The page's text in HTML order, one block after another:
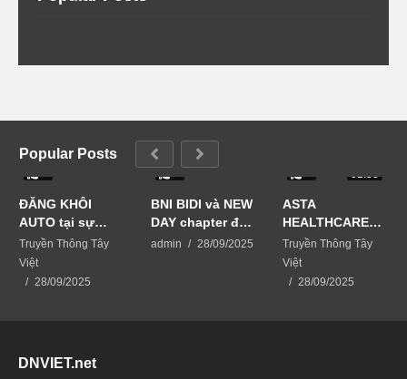
Popular Posts
ĐĂNG KHÔI
AUTO tại sự
kiện Business
Matching-kết
nối vươn xa
Truyền Thông Tây
Việt
28/09/2025
BNI BIDI và NEW
DAY chapter đã
phối hợp tổ
admin 28/09/2025
ASTA
HEALTHCARE
USA giải pháp
chăm sóc da từ
thiên nhiên
Truyền Thông Tây
Việt
28/09/2025
DNVIET.net